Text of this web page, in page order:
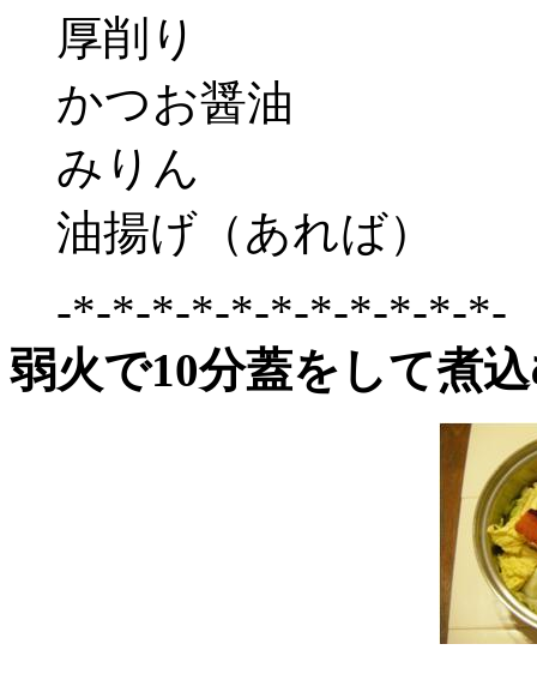
厚削り
かつお醤油
みりん
油揚げ（あれば）
-*-*-*-*-*-*-*-*-*-*-*-
弱火で10分蓋をして煮